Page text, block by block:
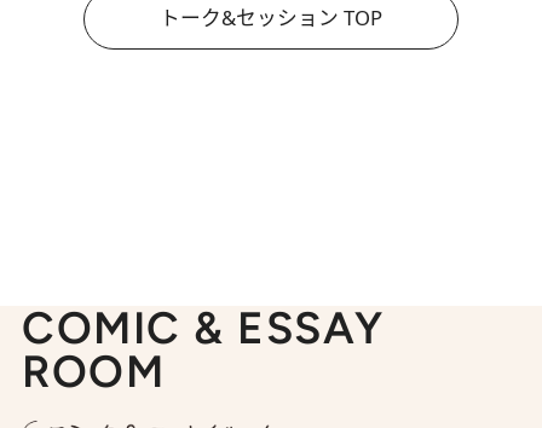
トーク&セッション TOP
COMIC & ESSAY
ROOM